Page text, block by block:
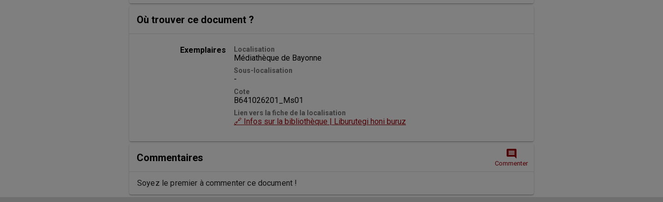
Où trouver ce document ?
Exemplaires Localisation
Médiathèque de Bayonne
Sous-localisation
-
Cote
B641026201_Ms01
Lien vers la fiche de la localisation
🔗 Infos sur la bibliothèque | Liburutegi honi buruz
Commentaires comment
Commenter
Soyez le premier à commenter ce document !